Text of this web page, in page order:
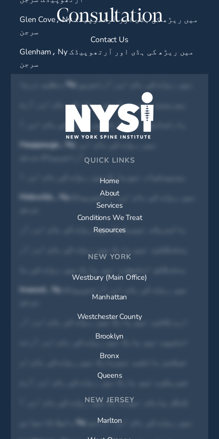
Glen Cove، Ny میں ریڑھ کی ہڈی اور آرتھوپیڈک
سرجن
Glenham، Ny میں ریڑھ کی ہڈی اور آرتھوپیڈک
سرجن
ہیریسن، نیویارک میں ریڑھ کی ہڈی اور آرت
ہارٹسڈیل، نیویارک میں ریڑھ کی ہڈی اور آ
Hauppauge، Ny میں ریڑھ کی ہڈی اور
ہیمپسٹیڈ، نیویارک میں ریڑھ کی ہڈی اور آ
Hicksville، Ny میں ریڑھ کی ہڈی اور آرتھوپیڈک
ہالبروک، نیویارک میں ریڑھ کی ہڈی اور آر
Inwood، Ny میں ریڑھ کی ہڈی اور آرتھوپیڈک
ارونگٹن، نیو یارک میں ریڑھ کی ہڈی اور آر
اسلیپ، نیو یارک میں ریڑھ کی ہڈی اور آرتھ
جیکسن ہائٹس، نیویارک میں ریڑھ کی ہڈی او
جیریکو، نیو یارک میں ریڑھ کی ہڈی اور آرت
کنگز پارک، نیویارک میں ریڑھ کی ہڈی اور آ
لیک کامیابی، Ny میں ریڑھ کی ہڈی اور آرتھو
Consultation
Contact Us
QUICK LINKS
Home
About
Services
Conditions We Treat
Resources
NEW YORK
Westbury (Main Office)
Manhattan
Westchester County
Brooklyn
Bronx
Queens
NEW JERSEY
Marlton